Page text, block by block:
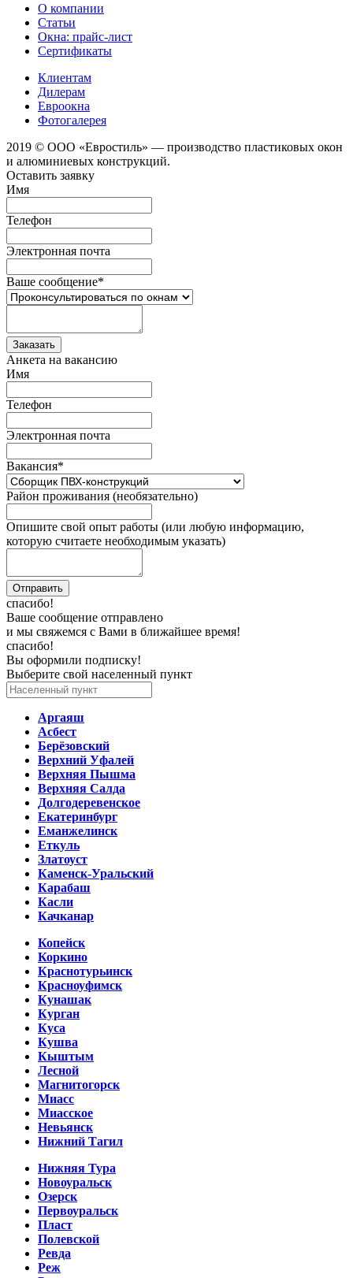
О компании
Статьи
Окна: прайс-лист
Сертификаты
Клиентам
Дилерам
Евроокна
Фотогалерея
2019 © ООО «Евростиль» — производство пластиковых окон
и алюминиевых конструкций.
Оставить заявку
Имя
Телефон
Электронная почта
Ваше сообщение*
Анкета на вакансию
Имя
Телефон
Электронная почта
Вакансия*
Район проживания (необязательно)
Опишите свой опыт работы (или любую информацию,
которую считаете необходимым указать)
спасибо!
Ваше сообщение отправлено
и мы свяжемся с Вами в ближайшее время!
спасибо!
Вы оформили подписку!
Выберите свой населенный пункт
Аргаяш
Асбест
Берёзовский
Верхний Уфалей
Верхняя Пышма
Верхняя Салда
Долгодеревенское
Екатеринбург
Еманжелинск
Еткуль
Златоуст
Каменск-Уральский
Карабаш
Касли
Качканар
Копейск
Коркино
Краснотурьинск
Красноуфимск
Кунашак
Курган
Куса
Кушва
Кыштым
Лесной
Магнитогорск
Миасс
Миасское
Невьянск
Нижний Тагил
Нижняя Тура
Новоуральск
Озерск
Первоуральск
Пласт
Полевской
Ревда
Реж